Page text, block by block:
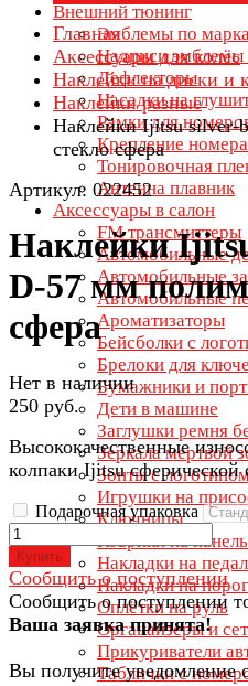
Внешний тюнинг
Эмблемы по
Надписи эмблемы
Дефлекторы
Насадки на
Рамки для
Крепление номера
Тонировочная
Антенна плавник
Аксессуары в салон
FM трансмиттеры
Автомобильные
Автомобильные
Автомобильные
Ароматизаторы
Бейсболки с
Брелоки для
Бумажники и
Дети в машине
Заглушки ремня
Зеркала мертвой
Зонты с
Игрушки на
Ключницы
Коврики на панель
Накладки на
Накладки на
Оплётки на руль
Органайзеры и
Прикуриватели
Таблички с
Главная
Аксессуары для колёс
Наклейки на диски и
Наклейки разные
Наклейки Ijitsu silver-
стекло сфера
Артикул: 022452
Наклейки
D-57 мм
сфера
Нет в наличии
250 руб.
Высококачественные
колпаки Ijitsu
Подарочная упаковка
Купить
Сообщить о поступлении
Сообщить о поступлении
Ваша заявка принята!
Вы получите уведомление